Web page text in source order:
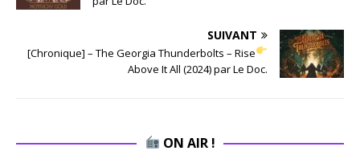
SUIVANT
[Chronique] – The Georgia Thunderbolts – Rise
Above It All (2024) par Le Doc.
ON AIR !